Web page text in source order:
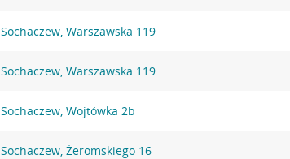
Sochaczew, Warszawska 119
Sochaczew, Warszawska 119
Sochaczew, Wojtówka 2b
Sochaczew, Żeromskiego 16